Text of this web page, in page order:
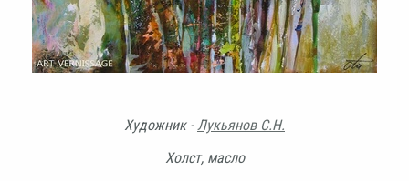
Художник -Лукьянов С.Н.
Холст, масло